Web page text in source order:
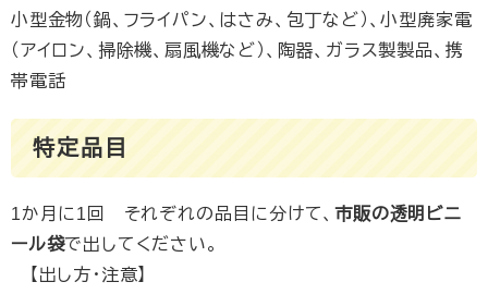
小型金物（鍋、フライパン、はさみ、包丁など）、小型廃家電
（アイロン、掃除機、扇風機など）、陶器、ガラス製製品、携
帯電話
特定品目
1か月に1回 それぞれの品目に分けて、市販の透明ビニ
ール袋で出してください。
【出し方・注意】